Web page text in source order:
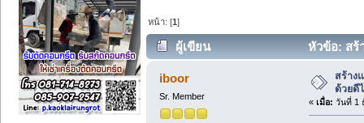
หน้า: [1]
ผู้เขียน
หัวข้อ: สร้
ใช้งาน (อ่าน 142 ครั้ง)
iboor
Sr. Member
สร้าง
ด้วยดี
« เมื่อ: วันที่ 1